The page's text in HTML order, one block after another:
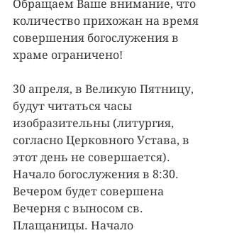
Обращаем Ваше внимание, что
количество прихожан на время
совершения богослужения в
храме ограничено!
30 апреля, в Великую Пятницу,
будут читаться часы
изобразительны (литургия,
согласно Церковного Устава, в
этот день не совершается).
Начало богослужения в 8:30.
Вечером будет совершена
Вечерня с выносом св.
Плащаницы. Начало